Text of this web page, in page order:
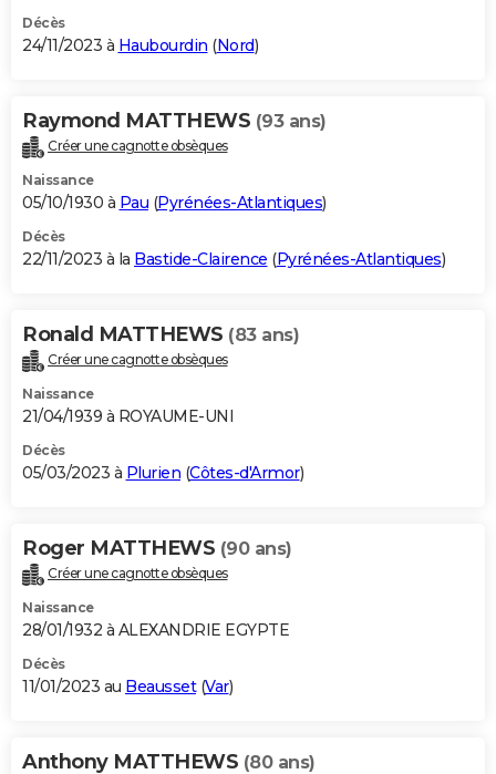
Décès
24/11/2023 à Haubourdin (Nord)
Raymond MATTHEWS (93 ans)
Créer une cagnotte obsèques
Naissance
05/10/1930 à Pau (Pyrénées-Atlantiques)
Décès
22/11/2023 à la Bastide-Clairence (Pyrénées-Atlantiques)
Ronald MATTHEWS (83 ans)
Créer une cagnotte obsèques
Naissance
21/04/1939 à ROYAUME-UNI
Décès
05/03/2023 à Plurien (Côtes-d'Armor)
Roger MATTHEWS (90 ans)
Créer une cagnotte obsèques
Naissance
28/01/1932 à ALEXANDRIE EGYPTE
Décès
11/01/2023 au Beausset(Var)
Anthony MATTHEWS (80 ans)